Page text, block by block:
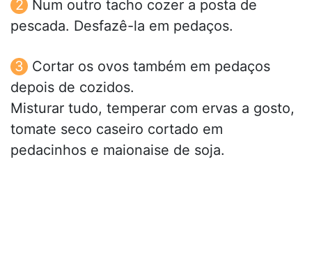
Num outro tacho cozer a posta de
pescada. Desfazê-la em pedaços.
Cortar os ovos também em pedaços
depois de cozidos.
Misturar tudo, temperar com ervas a gosto,
tomate seco caseiro cortado em
pedacinhos e maionaise de soja.